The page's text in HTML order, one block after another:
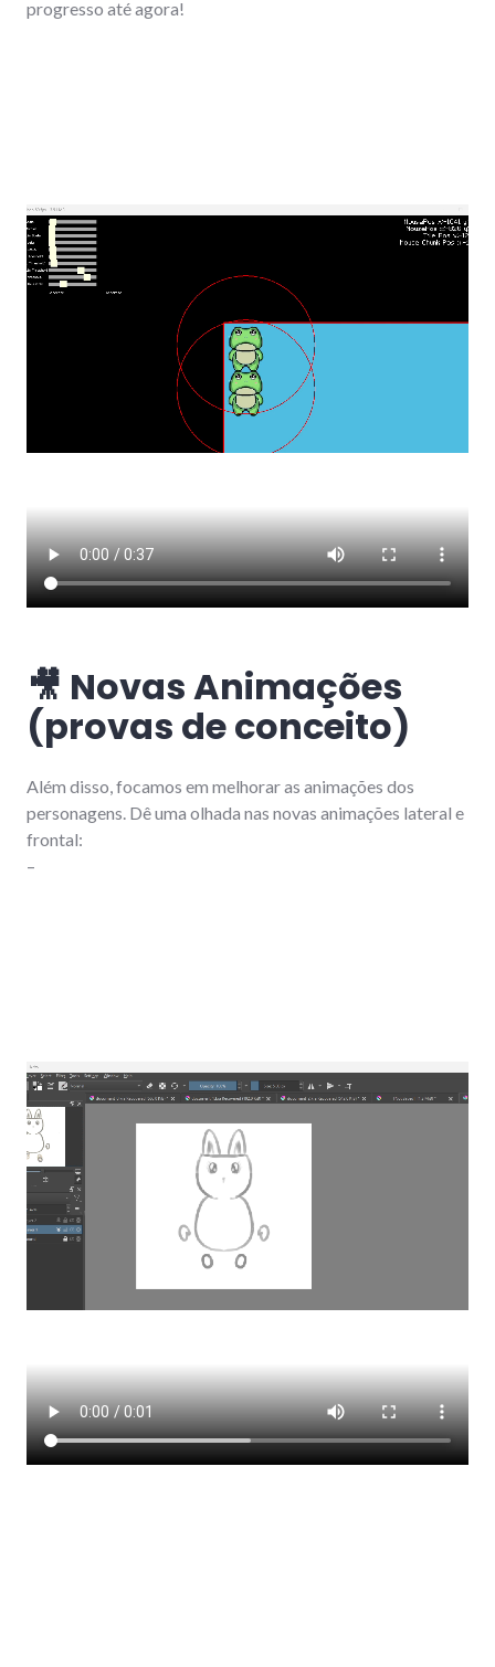
progresso até agora!
🎥 Novas Animações
(provas de conceito)
Além disso, focamos em melhorar as animações dos
personagens. Dê uma olhada nas novas animações lateral e
frontal:
–